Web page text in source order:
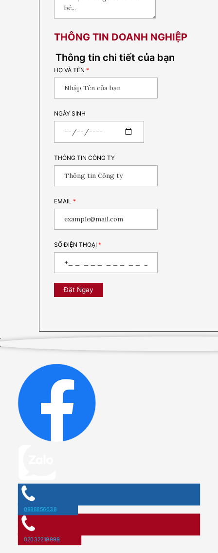
THÔNG TIN DOANH NGHIỆP
Thông tin chi tiết của bạn
HỌ VÀ TÊN *
NGÀY SINH
THÔNG TIN CÔNG TY
EMAIL *
SỐ ĐIỆN THOẠI *
Đặt Ngay
0888856638
02032219999